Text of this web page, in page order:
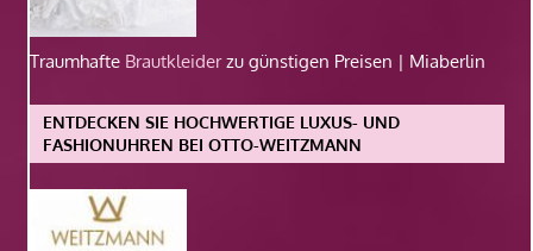
Traumhafte Brautkleiderzu günstigen Preisen | Miaberlin
ENTDECKEN SIE HOCHWERTIGE LUXUS- UND
FASHIONUHREN BEI OTTO-WEITZMANN